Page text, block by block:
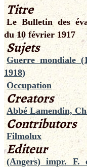
Titre
Le Bulletin des
du 10 février 1917
Sujets
Guerre mondiale
1918)
Occupation
Creators
Abbé Lamendin,
Contributors
Filmolux
Editeur
(Angers) impr. F.